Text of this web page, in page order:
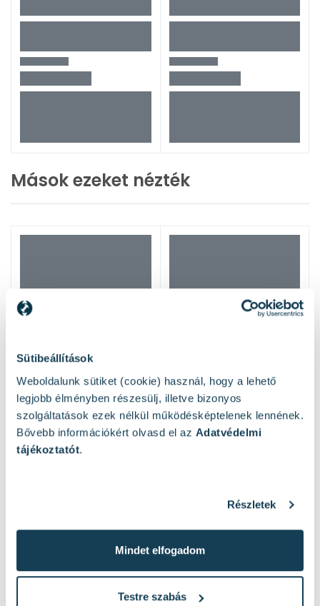
Sütibeállítások
Weboldalunk sütiket (cookie) használ, hogy a lehető
legjobb élményben részesülj, illetve bizonyos
szolgáltatások ezek nélkül működésképtelenek lennének.
Bővebb információkért olvasd el az Adatvédelmi
tájékoztatót.
Részletek
Mindet elfogadom
Testre szabás
Mások ezeket nézték